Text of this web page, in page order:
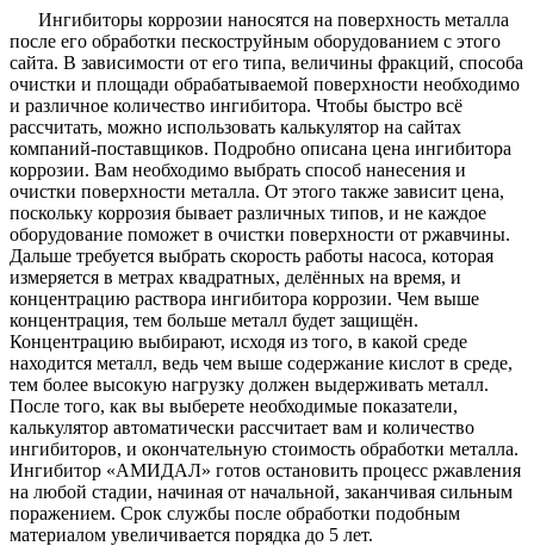
Ингибиторы коррозии наносятся на поверхность металла
после его обработки пескоструйным оборудованием с этого
сайта. В зависимости от его типа, величины фракций, способа
очистки и площади обрабатываемой поверхности необходимо
и различное количество ингибитора. Чтобы быстро всё
рассчитать, можно использовать калькулятор на сайтах
компаний-поставщиков. Подробно описана цена ингибитора
коррозии. Вам необходимо выбрать способ нанесения и
очистки поверхности металла. От этого также зависит цена,
поскольку коррозия бывает различных типов, и не каждое
оборудование поможет в очистки поверхности от ржавчины.
Дальше требуется выбрать скорость работы насоса, которая
измеряется в метрах квадратных, делённых на время, и
концентрацию раствора ингибитора коррозии. Чем выше
концентрация, тем больше металл будет защищён.
Концентрацию выбирают, исходя из того, в какой среде
находится металл, ведь чем выше содержание кислот в среде,
тем более высокую нагрузку должен выдерживать металл.
После того, как вы выберете необходимые показатели,
калькулятор автоматически рассчитает вам и количество
ингибиторов, и окончательную стоимость обработки металла.
Ингибитор «АМИДАЛ» готов остановить процесс ржавления
на любой стадии, начиная от начальной, заканчивая сильным
поражением. Срок службы после обработки подобным
материалом увеличивается порядка до 5 лет.